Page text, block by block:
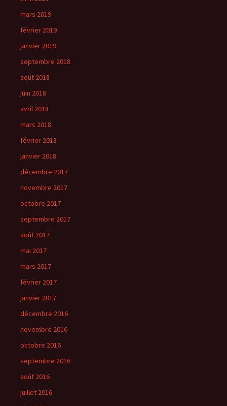
mars 2019
février 2019
janvier 2019
septembre 2018
août 2018
juin 2018
avril 2018
mars 2018
février 2018
janvier 2018
décembre 2017
novembre 2017
octobre 2017
septembre 2017
août 2017
mai 2017
mars 2017
février 2017
janvier 2017
décembre 2016
novembre 2016
octobre 2016
septembre 2016
août 2016
juillet 2016